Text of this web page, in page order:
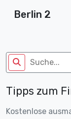
Berlin 2
Tipps zum
Kostenlose